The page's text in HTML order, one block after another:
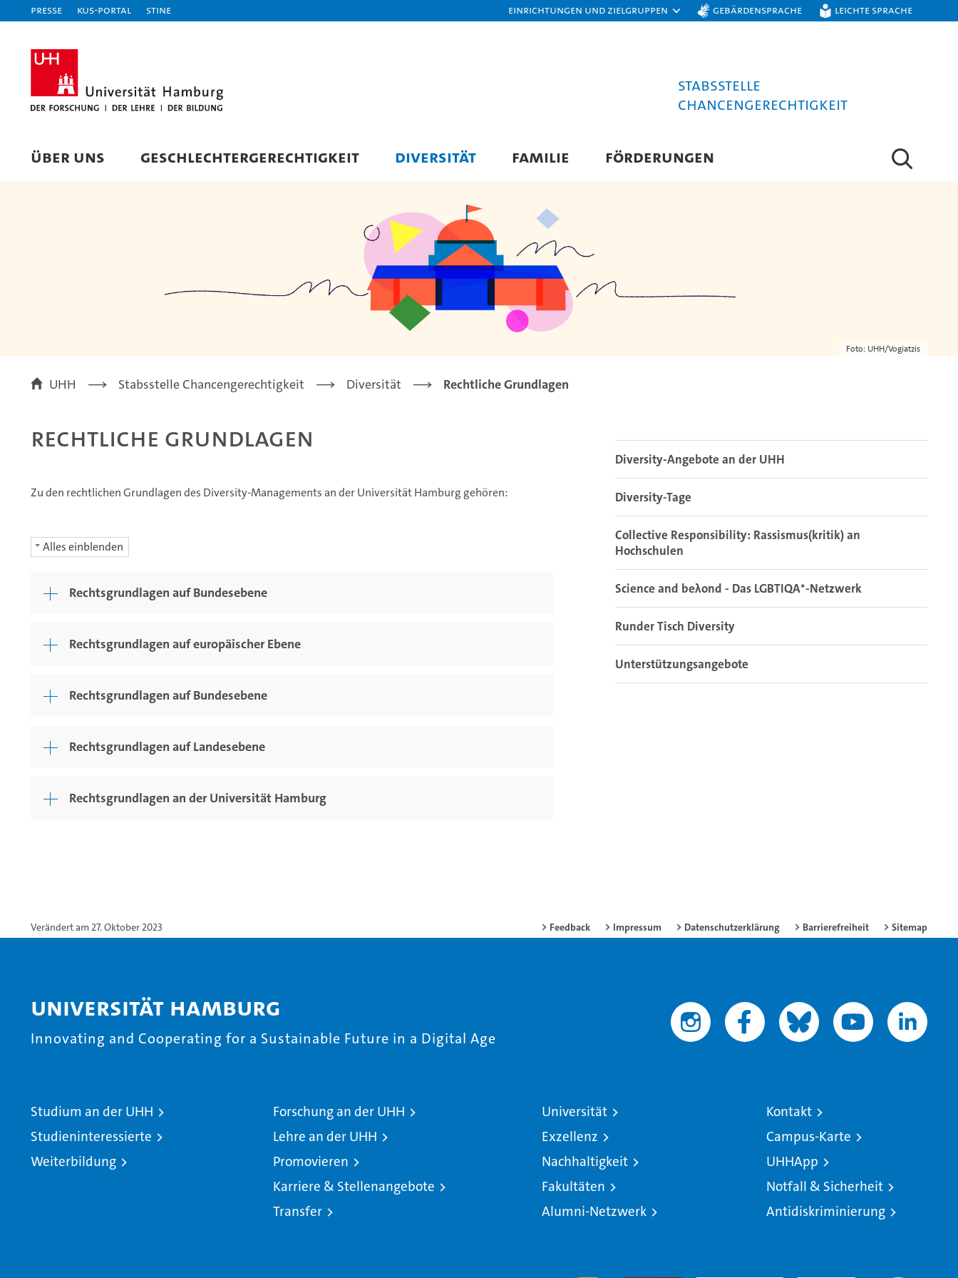
Presse KUS-Portal STiNE Einrichtungen und Zielgruppen Gebärdensprache Leichte Sprache
Stabsstelle
Chancengerechtigkeit
ÜBER UNS GESCHLECHTERGERECHTIGKEIT DIVERSITÄT FAMILIE FÖRDERUNGEN
Foto: UHH/Vogiatzis
UHH Stabsstelle Chancengerechtigkeit Diversität Rechtliche Grundlagen
Rechtliche Grundlagen
Zu den rechtlichen Grundlagen des Diversity-Managements an der Universität Hamburg gehören:
Alles einblenden
Rechtsgrundlagen auf Bundesebene
Rechtsgrundlagen auf europäischer Ebene
Rechtsgrundlagen auf Bundesebene
Rechtsgrundlagen auf Landesebene
Rechtsgrundlagen an der Universität Hamburg
Diversity-Angebote an der UHH
Diversity-Tage
Collective Responsibility: Rassismus(kritik) an
Hochschulen
Science and beλond - Das LGBTIQA*-Netzwerk
Runder Tisch Diversity
Unterstützungsangebote
Verändert am 27. Oktober 2023 Feedback Impressum Datenschutzerklärung Barrierefreiheit Sitemap
Universität Hamburg
Innovating and Cooperating for a Sustainable Future in a Digital Age
Studium an der UHH
Studieninteressierte
Weiterbildung
Forschung an der UHH
Lehre an der UHH
Promovieren
Karriere & Stellenangebote
Transfer
Universität
Exzellenz
Nachhaltigkeit
Fakultäten
Alumni-Netzwerk
Kontakt
Campus-Karte
UHHApp
Notfall & Sicherheit
Antidiskriminierung